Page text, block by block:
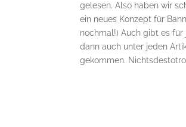
gelesen. Also haben wir
ein neues Konzept für
nochmal!) Auch gibt es für
dann auch unter jeden
gekommen.